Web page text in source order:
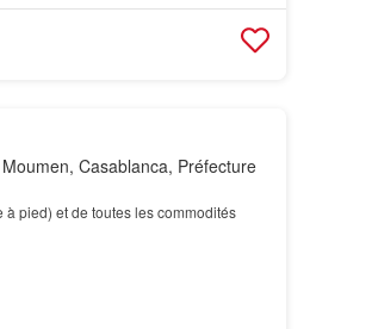
Casablanca, Préfecture
pied) et de toutes les commodités